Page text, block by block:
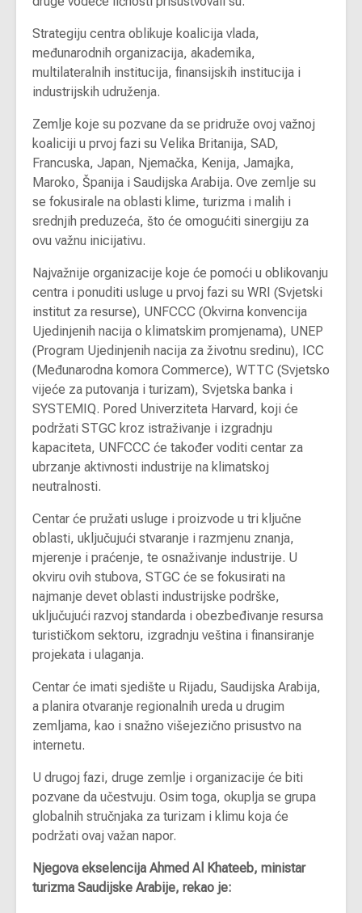
Strategiju centra oblikuje koalicija vlada,
međunarodnih organizacija, akademika,
multilateralnih institucija, finansijskih institucija i
industrijskih udruženja.
Zemlje koje su pozvane da se pridruže ovoj važnoj
koaliciji u prvoj fazi su Velika Britanija, SAD,
Francuska, Japan, Njemačka, Kenija, Jamajka,
Maroko, Španija i Saudijska Arabija. Ove zemlje su
se fokusirale na oblasti klime, turizma i malih i
srednjih preduzeća, što će omogućiti sinergiju za
ovu važnu inicijativu.
Najvažnije organizacije koje će pomoći u oblikovanju
centra i ponuditi usluge u prvoj fazi su WRI (Svjetski
institut za resurse), UNFCCC (Okvirna konvencija
Ujedinjenih nacija o klimatskim promjenama), UNEP
(Program Ujedinjenih nacija za životnu sredinu), ICC
(Međunarodna komora Commerce), WTTC (Svjetsko
vijeće za putovanja i turizam), Svjetska banka i
SYSTEMIQ. Pored Univerziteta Harvard, koji će
podržati STGC kroz istraživanje i izgradnju
kapaciteta, UNFCCC će također voditi centar za
ubrzanje aktivnosti industrije na klimatskoj
neutralnosti.
Centar će pružati usluge i proizvode u tri ključne
oblasti, uključujući stvaranje i razmjenu znanja,
mjerenje i praćenje, te osnaživanje industrije. U
okviru ovih stubova, STGC će se fokusirati na
najmanje devet oblasti industrijske podrške,
uključujući razvoj standarda i obezbeđivanje resursa
turističkom sektoru, izgradnju veština i finansiranje
projekata i ulaganja.
Centar će imati sjedište u Rijadu, Saudijska Arabija,
a planira otvaranje regionalnih ureda u drugim
zemljama, kao i snažno višejezično prisustvo na
internetu.
U drugoj fazi, druge zemlje i organizacije će biti
pozvane da učestvuju. Osim toga, okuplja se grupa
globalnih stručnjaka za turizam i klimu koja će
podržati ovaj važan napor.
Njegova ekselencija Ahmed Al Khateeb, ministar
turizma Saudijske Arabije, rekao je: